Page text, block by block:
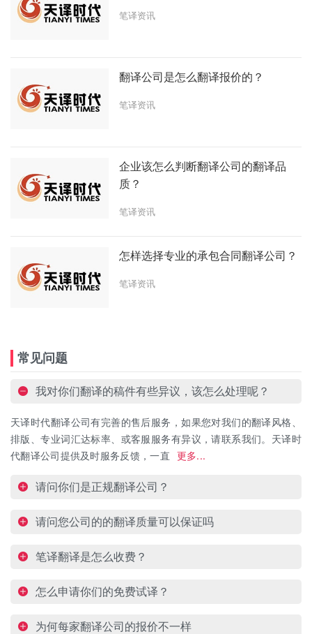
笔译资讯
翻译公司是怎么翻译报价的？
笔译资讯
企业该怎么判断翻译公司的翻译品
质？
笔译资讯
怎样选择专业的承包合同翻译公司？
笔译资讯
常见问题
我对你们翻译的稿件有些异议，该怎么处理呢？
天译时代翻译公司有完善的售后服务，如果您对我们的翻译风格、
排版、专业词汇达标率、或客服服务有异议，请联系我们。天译时
代翻译公司提供及时服务反馈，一直
更多...
请问你们是正规翻译公司？
请问您公司的的翻译质量可以保证吗
笔译翻译是怎么收费？
怎么申请你们的免费试译？
为何每家翻译公司的报价不一样